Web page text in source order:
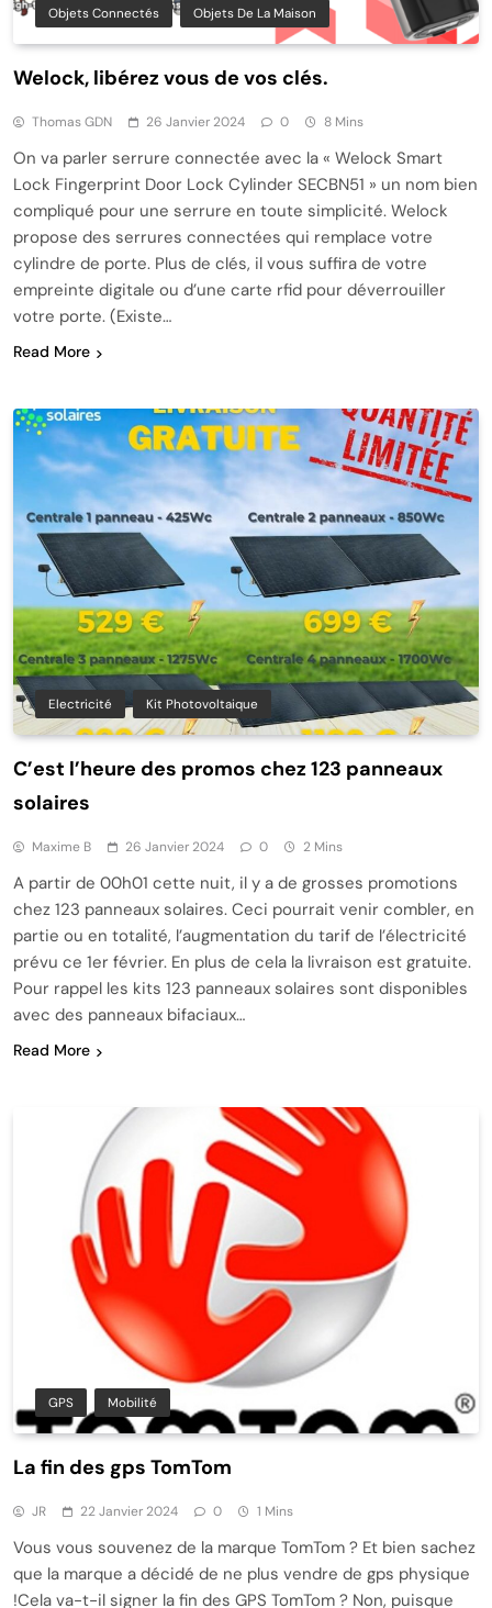
Objets Connectés Objets De La Maison
Welock, libérez vous de vos clés.
Thomas GDN 26 Janvier 2024 0 8 Mins
On va parler serrure connectée avec la « Welock Smart
Lock Fingerprint Door Lock Cylinder SECBN51 » un nom bien
compliqué pour une serrure en toute simplicité. Welock
propose des serrures connectées qui remplace votre
cylindre de porte. Plus de clés, il vous suffira de votre
empreinte digitale ou d’une carte rfid pour déverrouiller
votre porte. (Existe…
Read More
Electricité Kit Photovoltaique
C’est l’heure des promos chez 123 panneaux
solaires
Maxime B 26 Janvier 2024 0 2 Mins
A partir de 00h01 cette nuit, il y a de grosses promotions
chez 123 panneaux solaires. Ceci pourrait venir combler, en
partie ou en totalité, l’augmentation du tarif de l’électricité
prévu ce 1er février. En plus de cela la livraison est gratuite.
Pour rappel les kits 123 panneaux solaires sont disponibles
avec des panneaux bifaciaux…
Read More
GPS Mobilité
La fin des gps TomTom
JR 22 Janvier 2024 0 1 Mins
Vous vous souvenez de la marque TomTom ? Et bien sachez
que la marque a décidé de ne plus vendre de gps physique
!Cela va-t-il signer la fin des GPS TomTom ? Non, puisque